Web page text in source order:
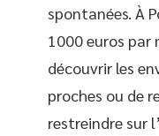
spontanées. À
1000 euros par
découvrir les
proches ou de
restreindre sur